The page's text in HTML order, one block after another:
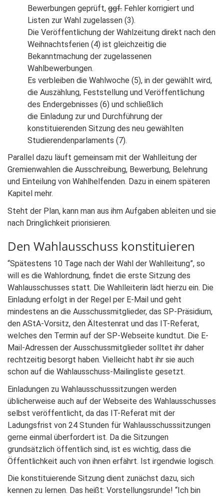
Bewerbungen geprüft, ggf. Fehler korrigiert und
Listen zur Wahl zugelassen (3).
Die Veröffentlichung der Wahlzeitung direkt nach den
Weihnachtsferien (4) ist gleichzeitig die
Bekanntmachung der zugelassenen
Wahlbewerbungen.
Es verbleiben die Wahlwoche (5), in der gewählt wird,
die Auszählung, Feststellung und Veröffentlichung
des Endergebnisses (6) und schließlich
die Einladung zur und Durchführung der
konstituierenden Sitzung des neu gewählten
Studierendenparlaments (7).
Parallel dazu läuft gemeinsam mit der Wahlleitung der
Gremienwahlen die Ausschreibung, Bewerbung, Belehrung
und Einteilung von Wahlhelfenden. Dazu in einem späteren
Kapitel mehr.
Steht der Plan, kann man aus ihm Aufgaben ableiten und sie
nach Dringlichkeit priorisieren.
Den Wahlausschuss konstituieren
“Spätestens 10 Tage nach der Wahl der Wahlleitung”, so
will es die Wahlordnung, findet die erste Sitzung des
Wahlausschusses statt. Die Wahlleiterin lädt hierzu ein. Die
Einladung erfolgt in der Regel per E-Mail und geht
mindestens an die Ausschussmitglieder, das SP-Präsidium,
den AStA-Vorsitz, den Ältestenrat und das IT-Referat,
welches den Termin auf der SP-Webseite kundtut. Die E-
Mail-Adressen der Ausschussmitglieder solltet ihr daher
rechtzeitig besorgt haben. Vielleicht habt ihr sie auch
schon auf die Wahlausschuss-Mailingliste gesetzt.
Einladungen zu Wahlausschusssitzungen werden
üblicherweise auch auf der Webseite des Wahlausschusses
selbst veröffentlicht, da das IT-Referat mit der
Ladungsfrist von 24 Stunden für Wahlausschusssitzungen
gerne einmal überfordert ist. Da die Sitzungen
grundsätzlich öffentlich sind, ist es wichtig, dass die
Öffentlichkeit auch von ihnen erfährt. Ist irgendwie logisch.
Die konstituierende Sitzung dient zunächst dazu, sich
kennen zu lernen. Das heißt: Vorstellungsrunde! “Ich bin